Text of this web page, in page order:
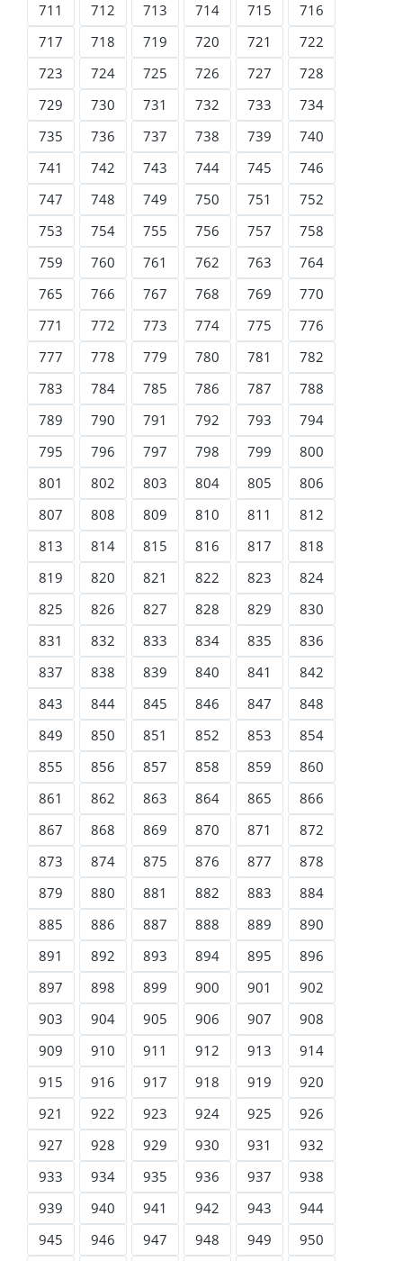
711
712 713 714 715
716
717
718 719 720 721
722
723
724 725 726 727
728
729
730 731 732 733
734
735
736 737 738 739
740
741
742 743 744 745
746
747
748 749 750 751
752
753
754 755 756 757
758
759
760 761 762 763
764
765
766 767 768 769
770
771
772 773 774 775
776
777
778 779 780 781
782
783
784 785 786 787
788
789
790 791 792 793
794
795
796 797 798 799
800
801
802 803 804 805
806
807
808 809 810 811
812
813
814 815 816 817
818
819
820 821 822 823
824
825
826 827 828 829
830
831
832 833 834 835
836
837
838 839 840 841
842
843
844 845 846 847
848
849
850 851 852 853
854
855
856 857 858 859
860
861
862 863 864 865
866
867
868 869 870 871
872
873
874 875 876 877
878
879
880 881 882 883
884
885
886 887 888 889
890
891
892 893 894 895
896
897
898 899 900 901
902
903
904 905 906 907
908
909
910 911 912 913
914
915
916 917 918 919
920
921
922 923 924 925
926
927
928 929 930 931
932
933
934 935 936 937
938
939
940 941 942 943
944
945
946 947 948 949
950